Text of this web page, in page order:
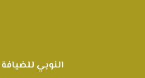
النوبي للضيافة